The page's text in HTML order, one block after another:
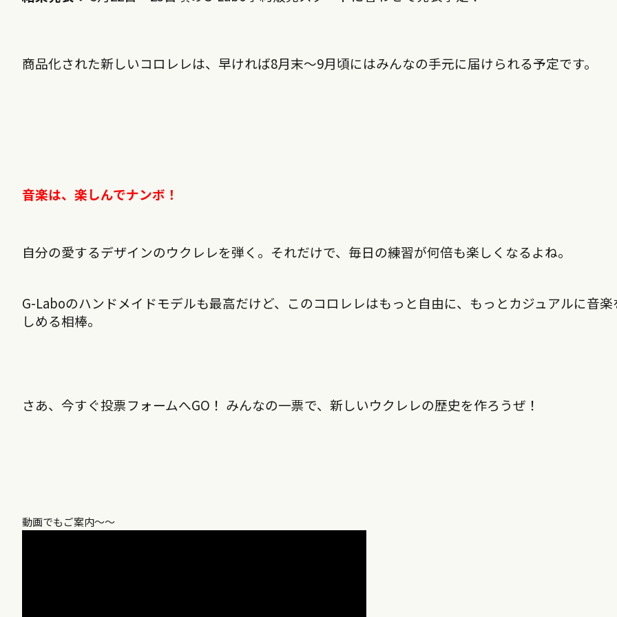
商品化された新しいコロレレは、早ければ8月末〜9月頃にはみんなの手元に届けられる予定です。
音楽は、楽しんでナンボ！
自分の愛するデザインのウクレレを弾く。それだけで、毎日の練習が何倍も楽しくなるよね。
G-Laboのハンドメイドモデルも最高だけど、このコロレレはもっと自由に、もっとカジュアルに音楽
しめる相棒。
さあ、今すぐ投票フォームへGO！ みんなの一票で、新しいウクレレの歴史を作ろうぜ！
動画でもご案内〜〜